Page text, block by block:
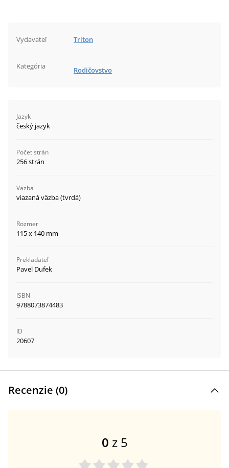
Vydavateľ Triton
Kategória Rodičovstvo
Jazyk
český jazyk
Počet strán
256 strán
Väzba
viazaná väzba (tvrdá)
Rozmer
115 x 140 mm
Prekladateľ
Pavel Dufek
ISBN
9788073874483
ID
20607
Recenzie (0)
0 z 5